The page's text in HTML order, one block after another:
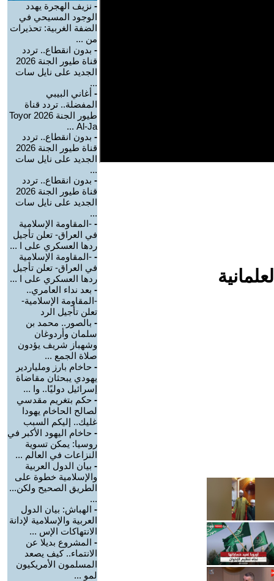
- نزيف الهجرة يهدد
الوجود المسيحي في
الضفة الغربية: تحذيرات
من ...
- بدون انقطاع.. تردد
قناة طيور الجنة 2026
الجديد على نايل سات
...
- أغاني البيبي
المفضلة.. تردد قناة
طيور الجنة 2026 Toyor
Al-Ja ...
- بدون انقطاع.. تردد
قناة طيور الجنة 2026
الجديد على نايل سات
...
- بدون انقطاع.. تردد
قناة طيور الجنة 2026
الجديد على نايل سات
...
- -المقاومة الإسلامية
في العراق- تعلن تأجيل
ردها العسكري على ا ...
- -المقاومة الإسلامية
في العراق- تعلن تأجيل
ردها العسكري على ا ...
- بعد نداء العامري..
-المقاومة الإسلامية-
تعلن تأجيل الرد
- بالصور.. محمد بن
سلمان وأردوغان
وشهباز شريف يؤدون
صلاة الجمع ...
- حاخام بارز وملياردير
يهودي يبحثان مقاضاة
إسرائيل دوليًا.. وا ...
- حكم بتغريم مقدسي
لصالح الحاخام يهودا
غليك.. إليكم السبب
- حاخام اليهود الأكبر في
روسيا: يمكن تسوية
النزاعات في العالم ...
- بيان الدول العربية
والإسلامية خطوة على
الطريق الصحيح ولكن...
...
- الهباش: بيان الدول
العربية والإسلامية لإدانة
الانتهاكات الإس ...
- المشروع بديلا عن
الانتماء.. كيف يصعد
المسلمون الأمريكيون
لمو ...